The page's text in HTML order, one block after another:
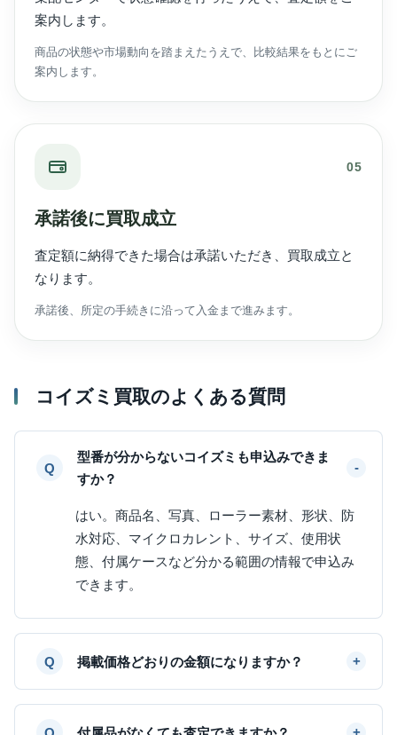
案内します。
商品の状態や市場動向を踏まえたうえで、比較結果をもとにご
案内します。
05
承諾後に買取成立
査定額に納得できた場合は承諾いただき、買取成立と
なります。
承諾後、所定の手続きに沿って入金まで進みます。
コイズミ買取のよくある質問
型番が分からないコイズミも申込みできま
すか？
はい。商品名、写真、ローラー素材、形状、防
水対応、マイクロカレント、サイズ、使用状
態、付属ケースなど分かる範囲の情報で申込み
できます。
掲載価格どおりの金額になりますか？